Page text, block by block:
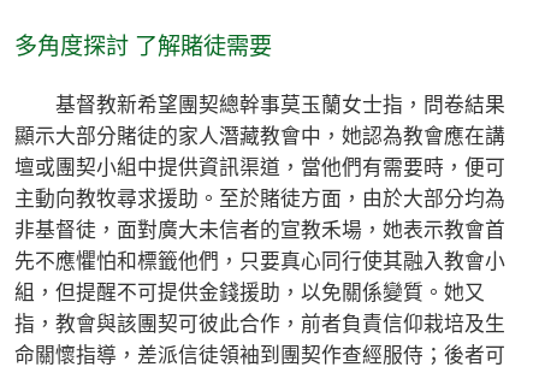
多角度探討 了解賭徒需要
基督教新希望團契總幹事莫玉蘭女士指，問卷結果
顯示大部分賭徒的家人潛藏教會中，她認為教會應在講
壇或團契小組中提供資訊渠道，當他們有需要時，便可
主動向教牧尋求援助。至於賭徒方面，由於大部分均為
非基督徒，面對廣大未信者的宣教禾場，她表示教會首
先不應懼怕和標籤他們，只要真心同行使其融入教會小
組，但提醒不可提供金錢援助，以免關係變質。她又
指，教會與該團契可彼此合作，前者負責信仰栽培及生
命關懷指導，差派信徒領袖到團契作查經服侍；後者可